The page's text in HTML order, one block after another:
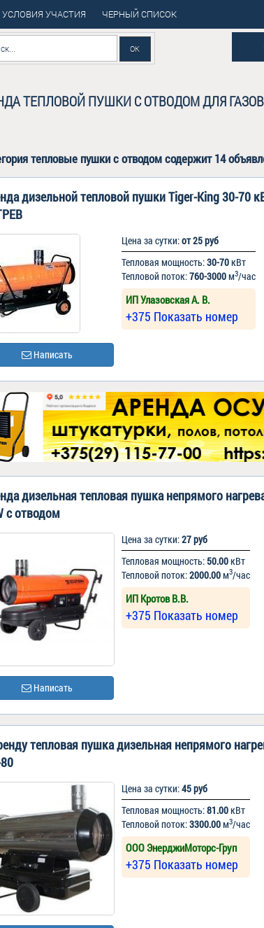
УСЛОВИЯ УЧАСТИЯ ЧЕРНЫЙ СПИСОК
ТЕПЛОВОЙ ПУШКИ С ОТВОДОМ ДЛЯ
тепловые пушки с отводомсодержит 14
дизельной тепловой пушки Tiger-King 30-70
Написать
Цена за сутки:от 25 руб
Тепловая мощность:30-70кВт
Тепловой поток:760-3000м3/час
ИП Улазовская А. В.
+375 Показать номер
дизельная тепловая пушка непрямого
с отводом
Написать
Цена за сутки:27 руб
Тепловая мощность: 50.00кВт
Тепловой поток:2000.00м3/час
ИП Кротов В.В.
+375 Показать номер
тепловая пушка дизельная непрямого
Цена за сутки:45 руб
Тепловая мощность:81.00кВт
Тепловой поток:3300.00м3/час
ООО ЭнерджиМоторс-Груп
+375 Показать номер